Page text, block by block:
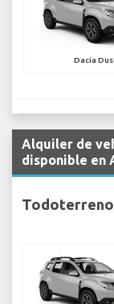
Dacia
Alquiler de
disponible en
Todoterreno